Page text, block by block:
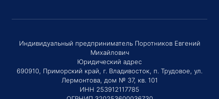
Индивидуальный предприниматель Поротников Евгений
Михайлович
Юридический адрес
690910, Приморский край, г. Владивосток, п. Трудовое, ул.
Лермонтова, дом № 37, кв. 101
ИНН 253912117785